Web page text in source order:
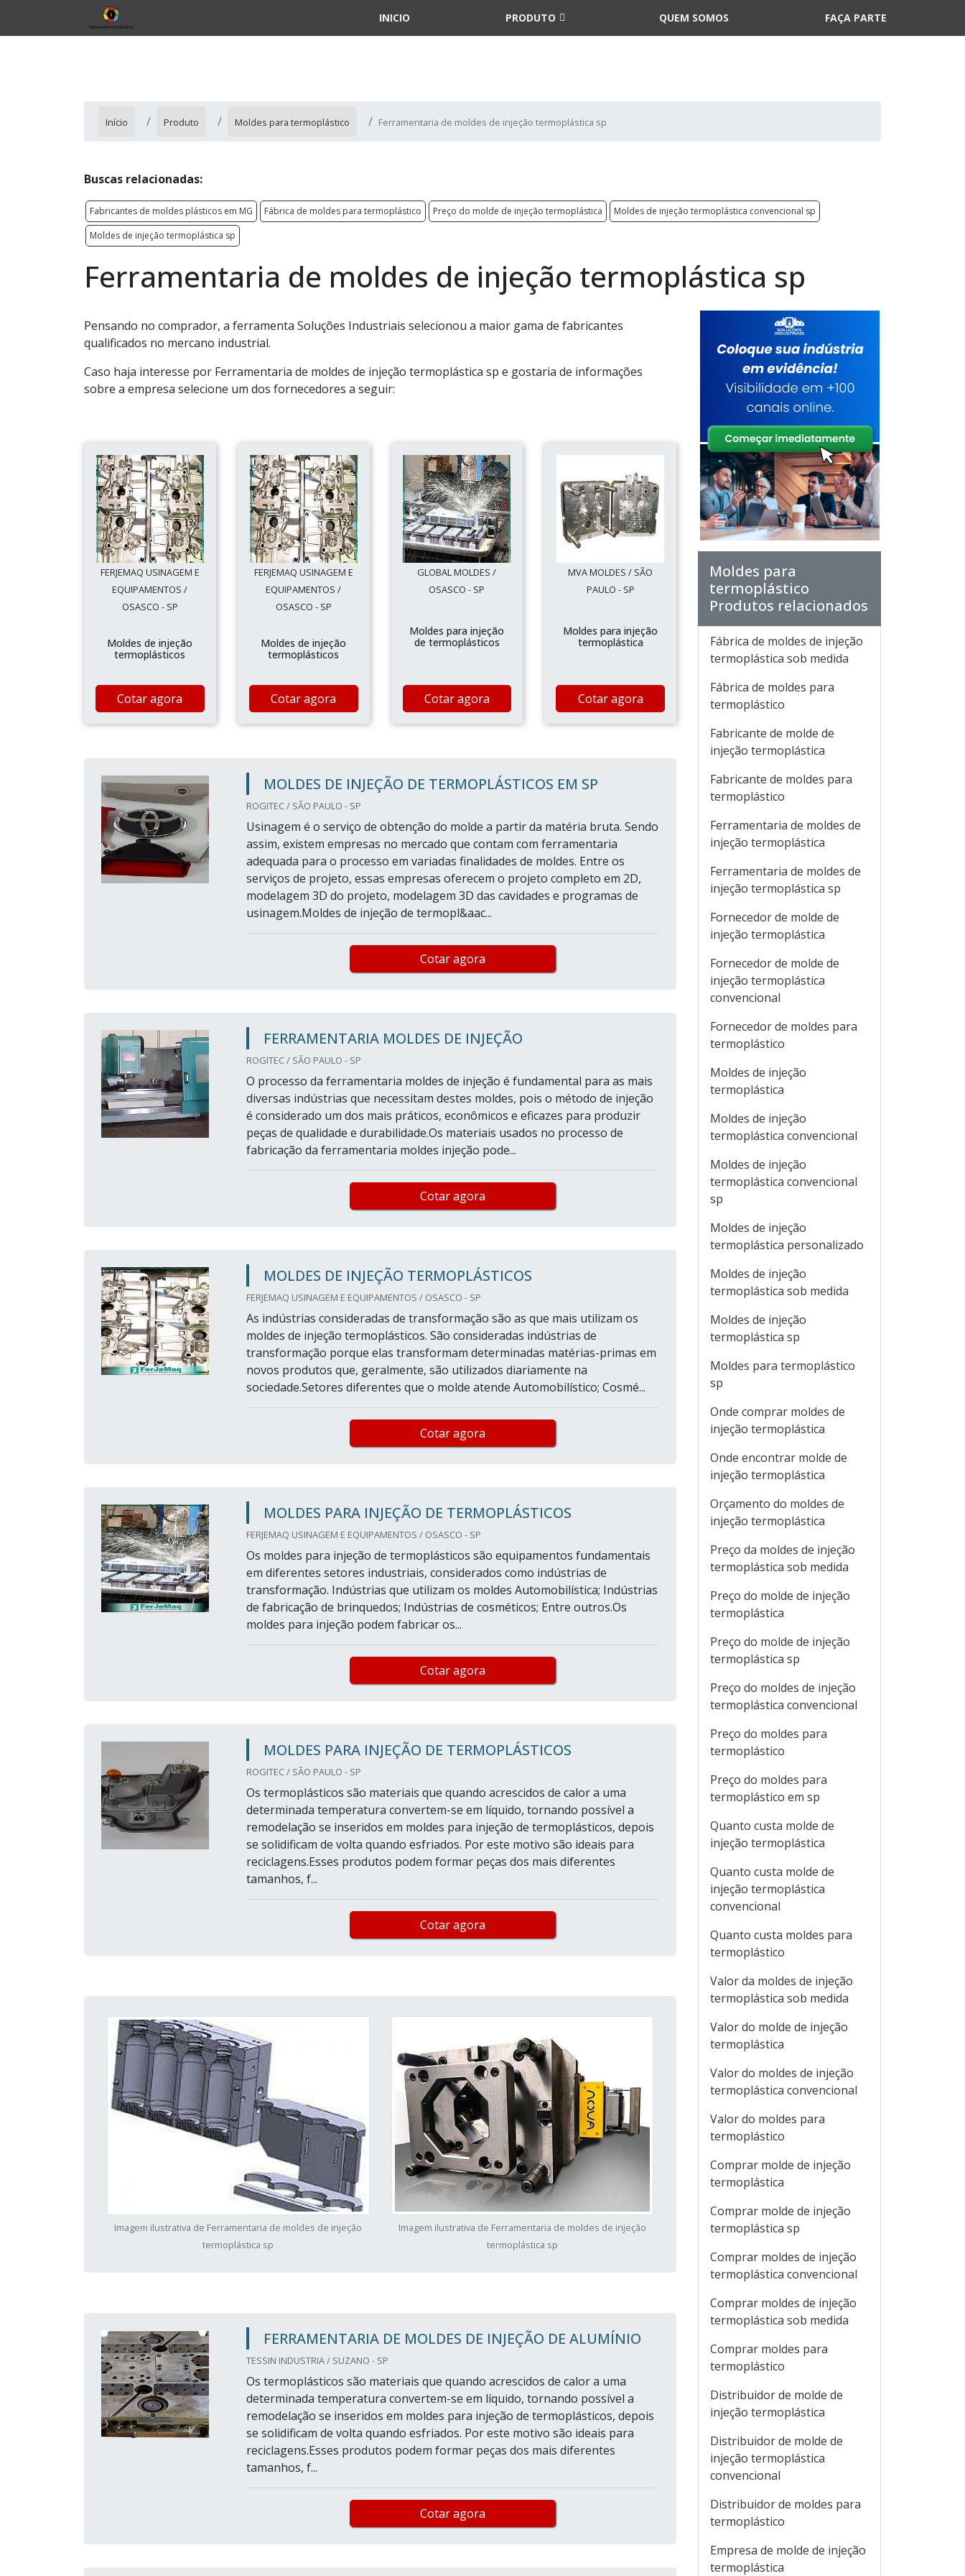
INICIO PRODUTO QUEM SOMOS FAÇA PARTE
Início Produto Moldes para termoplástico Ferramentaria de moldes de injeção termoplástica sp
Buscas relacionadas:
Fabricantes de moldes plásticos em MG Fábrica de moldes para termoplástico Preço do molde de injeção termoplástica
Moldes de injeção termoplástica convencional sp
Moldes de injeção termoplástica sp
Ferramentaria de moldes de injeção termoplástica sp
Pensando no comprador, a ferramenta Soluções Industriais selecionou a maior gama de fabricantes
qualificados no mercano industrial.
Caso haja interesse por Ferramentaria de moldes de injeção termoplástica sp e gostaria de informações
sobre a empresa selecione um dos fornecedores a seguir:
FERJEMAQ USINAGEM E
EQUIPAMENTOS /
OSASCO - SP
Moldes de injeção
termoplásticos
Cotar agora
FERJEMAQ USINAGEM E
EQUIPAMENTOS /
OSASCO - SP
Moldes de injeção
termoplásticos
Cotar agora
GLOBAL MOLDES /
OSASCO - SP
Moldes para injeção
de termoplásticos
Cotar agora
MVA MOLDES / SÃO
PAULO - SP
Moldes para injeção
termoplástica
Cotar agora
MOLDES DE INJEÇÃO DE TERMOPLÁSTICOS EM SP
ROGITEC / SÃO PAULO - SP
Usinagem é o serviço de obtenção do molde a partir da matéria bruta. Sendo
assim, existem empresas no mercado que contam com ferramentaria
adequada para o processo em variadas finalidades de moldes. Entre os
serviços de projeto, essas empresas oferecem o projeto completo em 2D,
modelagem 3D do projeto, modelagem 3D das cavidades e programas de
usinagem.Moldes de injeção de termopl&aac...
Cotar agora
FERRAMENTARIA MOLDES DE INJEÇÃO
ROGITEC / SÃO PAULO - SP
O processo da ferramentaria moldes de injeção é fundamental para as mais
diversas indústrias que necessitam destes moldes, pois o método de injeção
é considerado um dos mais práticos, econômicos e eficazes para produzir
peças de qualidade e durabilidade.Os materiais usados no processo de
fabricação da ferramentaria moldes injeção pode...
Cotar agora
MOLDES DE INJEÇÃO TERMOPLÁSTICOS
FERJEMAQ USINAGEM E EQUIPAMENTOS / OSASCO - SP
As indústrias consideradas de transformação são as que mais utilizam os
moldes de injeção termoplásticos. São consideradas indústrias de
transformação porque elas transformam determinadas matérias-primas em
novos produtos que, geralmente, são utilizados diariamente na
sociedade.Setores diferentes que o molde atende Automobilístico; Cosmé...
Cotar agora
MOLDES PARA INJEÇÃO DE TERMOPLÁSTICOS
FERJEMAQ USINAGEM E EQUIPAMENTOS / OSASCO - SP
Os moldes para injeção de termoplásticos são equipamentos fundamentais
em diferentes setores industriais, considerados como indústrias de
transformação. Indústrias que utilizam os moldes Automobilística; Indústrias
de fabricação de brinquedos; Indústrias de cosméticos; Entre outros.Os
moldes para injeção podem fabricar os...
Cotar agora
MOLDES PARA INJEÇÃO DE TERMOPLÁSTICOS
ROGITEC / SÃO PAULO - SP
Os termoplásticos são materiais que quando acrescidos de calor a uma
determinada temperatura convertem-se em líquido, tornando possível a
remodelação se inseridos em moldes para injeção de termoplásticos, depois
se solidificam de volta quando esfriados. Por este motivo são ideais para
reciclagens.Esses produtos podem formar peças dos mais diferentes
tamanhos, f...
Cotar agora
Imagem ilustrativa de Ferramentaria de moldes de injeção
termoplástica sp
Imagem ilustrativa de Ferramentaria de moldes de injeção
termoplástica sp
FERRAMENTARIA DE MOLDES DE INJEÇÃO DE ALUMÍNIO
TESSIN INDUSTRIA / SUZANO - SP
Os termoplásticos são materiais que quando acrescidos de calor a uma
determinada temperatura convertem-se em líquido, tornando possível a
remodelação se inseridos em moldes para injeção de termoplásticos, depois
se solidificam de volta quando esfriados. Por este motivo são ideais para
reciclagens.Esses produtos podem formar peças dos mais diferentes
tamanhos, f...
Cotar agora
Moldes para
termoplástico
Produtos relacionados
Fábrica de moldes de injeção
termoplástica sob medida
Fábrica de moldes para
termoplástico
Fabricante de molde de
injeção termoplástica
Fabricante de moldes para
termoplástico
Ferramentaria de moldes de
injeção termoplástica
Ferramentaria de moldes de
injeção termoplástica sp
Fornecedor de molde de
injeção termoplástica
Fornecedor de molde de
injeção termoplástica
convencional
Fornecedor de moldes para
termoplástico
Moldes de injeção
termoplástica
Moldes de injeção
termoplástica convencional
Moldes de injeção
termoplástica convencional
sp
Moldes de injeção
termoplástica personalizado
Moldes de injeção
termoplástica sob medida
Moldes de injeção
termoplástica sp
Moldes para termoplástico
sp
Onde comprar moldes de
injeção termoplástica
Onde encontrar molde de
injeção termoplástica
Orçamento do moldes de
injeção termoplástica
Preço da moldes de injeção
termoplástica sob medida
Preço do molde de injeção
termoplástica
Preço do molde de injeção
termoplástica sp
Preço do moldes de injeção
termoplástica convencional
Preço do moldes para
termoplástico
Preço do moldes para
termoplástico em sp
Quanto custa molde de
injeção termoplástica
Quanto custa molde de
injeção termoplástica
convencional
Quanto custa moldes para
termoplástico
Valor da moldes de injeção
termoplástica sob medida
Valor do molde de injeção
termoplástica
Valor do moldes de injeção
termoplástica convencional
Valor do moldes para
termoplástico
Comprar molde de injeção
termoplástica
Comprar molde de injeção
termoplástica sp
Comprar moldes de injeção
termoplástica convencional
Comprar moldes de injeção
termoplástica sob medida
Comprar moldes para
termoplástico
Distribuidor de molde de
injeção termoplástica
Distribuidor de molde de
injeção termoplástica
convencional
Distribuidor de moldes para
termoplástico
Empresa de molde de injeção
termoplástica